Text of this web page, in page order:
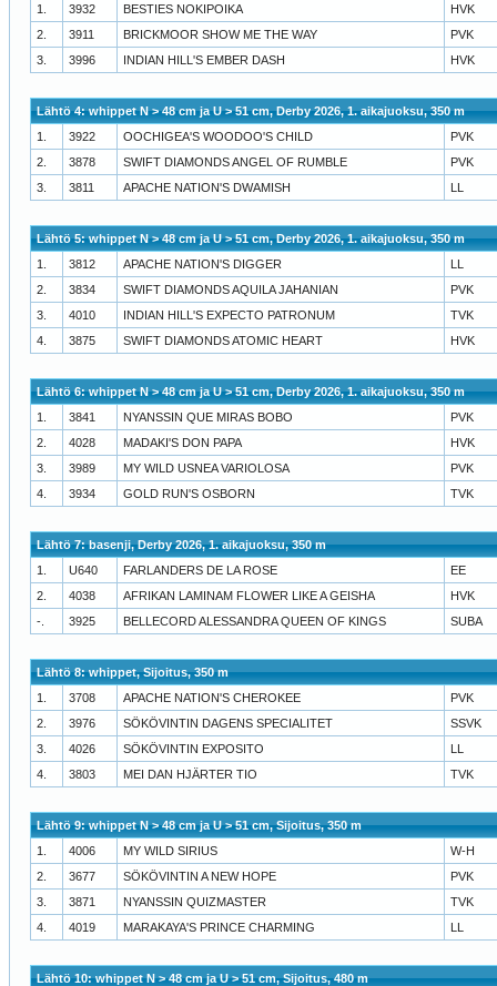
1.
3932 BESTIES NOKIPOIKA
HVK
2.
3911 BRICKMOOR SHOW ME THE WAY
PVK
3.
3996 INDIAN HILL'S EMBER DASH HVK
Lähtö 4: whippet N > 48 cm ja U > 51 cm, Derby 2026, 1. aikajuoksu, 350 m
1.
3922 OOCHIGEA'S WOODOO'S CHILD
PVK
2.
3878 SWIFT DIAMONDS ANGEL OF RUMBLE
PVK
3.
3811 APACHE NATION'S DWAMISH LL
Lähtö 5: whippet N > 48 cm ja U > 51 cm, Derby 2026, 1. aikajuoksu, 350 m
1.
3812 APACHE NATION'S DIGGER
LL
2.
3834 SWIFT DIAMONDS AQUILA JAHANIAN
PVK
3.
4010 INDIAN HILL'S EXPECTO PATRONUM
TVK
4.
3875 SWIFT DIAMONDS ATOMIC HEART HVK
Lähtö 6: whippet N > 48 cm ja U > 51 cm, Derby 2026, 1. aikajuoksu, 350 m
1.
3841 NYANSSIN QUE MIRAS BOBO
PVK
2.
4028 MADAKI'S DON PAPA
HVK
3.
3989 MY WILD USNEA VARIOLOSA
PVK
4.
3934 GOLD RUN'S OSBORN TVK
Lähtö 7: basenji, Derby 2026, 1. aikajuoksu, 350 m
1.
U640 FARLANDERS DE LA ROSE
EE
2.
4038 AFRIKAN LAMINAM FLOWER LIKE A GEISHA
HVK
-.
3925 BELLECORD ALESSANDRA QUEEN OF KINGS SUBA
Lähtö 8: whippet, Sijoitus, 350 m
1.
3708 APACHE NATION'S CHEROKEE
PVK
2.
3976 SÖKÖVINTIN DAGENS SPECIALITET
SSVK
3.
4026 SÖKÖVINTIN EXPOSITO
LL
4.
3803 MEI DAN HJÄRTER TIO TVK
Lähtö 9: whippet N > 48 cm ja U > 51 cm, Sijoitus, 350 m
1.
4006 MY WILD SIRIUS
W-H
2.
3677 SÖKÖVINTIN A NEW HOPE
PVK
3.
3871 NYANSSIN QUIZMASTER
TVK
4.
4019 MARAKAYA'S PRINCE CHARMING LL
Lähtö 10: whippet N > 48 cm ja U > 51 cm, Sijoitus, 480 m